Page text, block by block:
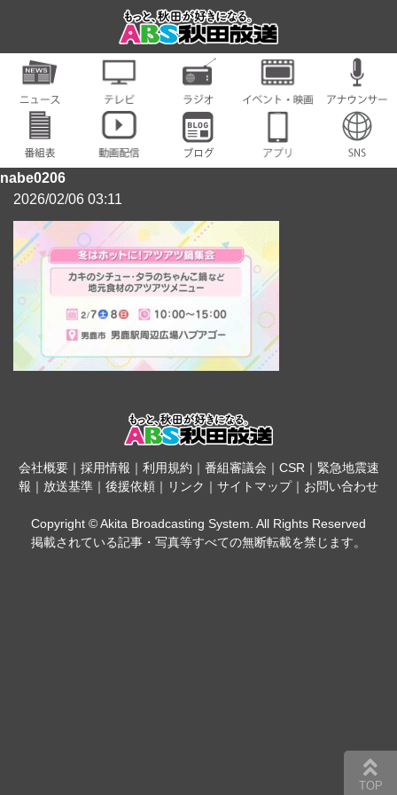
nabe0206
2026/02/06 03:11
会社概要｜ 採用情報 ｜ 利用規約 ｜ 番組審議会 ｜ CSR｜ 緊急地震速
報 ｜ 放送基準 ｜ 後援依頼 ｜ リンク ｜ サイトマップ｜ お問い合わせ
Copyright © Akita Broadcasting System. All Rights Reserved
掲載されている記事・写真等すべての無断転載を禁じます。